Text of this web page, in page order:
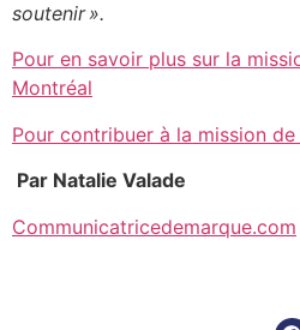
soutenir ».
Pour en savoir plus sur la
Montréal
Pour contribuer à la mission
Par Natalie Valade
Communicatricedemarque.com